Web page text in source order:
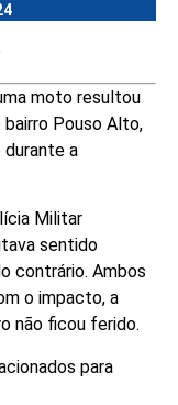
moto resultou
bairro Pouso Alto,
a
Militar
sentido
contrário. Ambos
o impacto, a
não ficou ferido.
para